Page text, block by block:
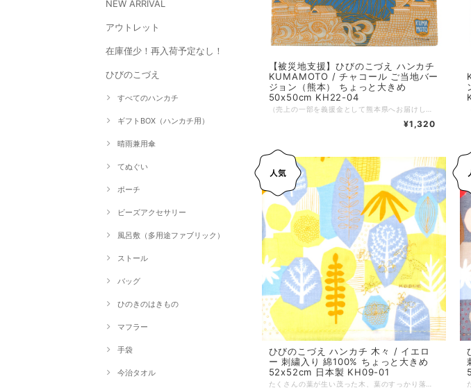
NEW ARRIVAL
アウトレット
在庫僅少！再入荷予定なし！
ひびのこづえ
すべてのハンカチ
ギフトBOX（ハンカチ用）
晴雨兼用傘
てぬぐい
ポーチ
ビーズアクセサリー
風呂敷（多用途ファブリック）
ストール
バッグ
ひのきのはきもの
マフラー
手袋
今治タオル
【被災地支援】ひびのこづえ ハンカチ
KUMAMOTO / チャコール ご当地バー
ジョン（熊本） ちょっと大きめ
50x50cm KH22-04
¥1,320
ひびのこづえ ハンカチ 木々 / イエロ
ー 刺繍入り 綿100% ちょっと大きめ
52x52cm 日本製 KH09-01